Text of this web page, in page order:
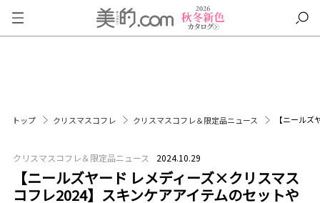
トップ クリスマスコフレ クリスマスコフレ＆限定品ニュース 【ニール
クリスマスコフレ＆限定品ニュース 2024.10.29
【ニールズヤード レメディーズ×クリスマス
コフレ2024】スキンケアアイテムのセットや